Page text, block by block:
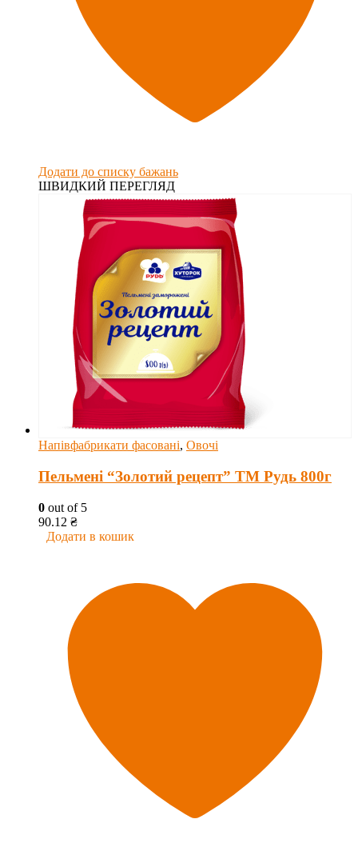
Додати до списку бажань
ШВИДКИЙ ПЕРЕГЛЯД
Напівфабрикати фасовані, Овочі
Пельмені “Золотий рецепт” ТМ Рудь 800г
0 out of 5
90.12 ₴
Додати в кошик